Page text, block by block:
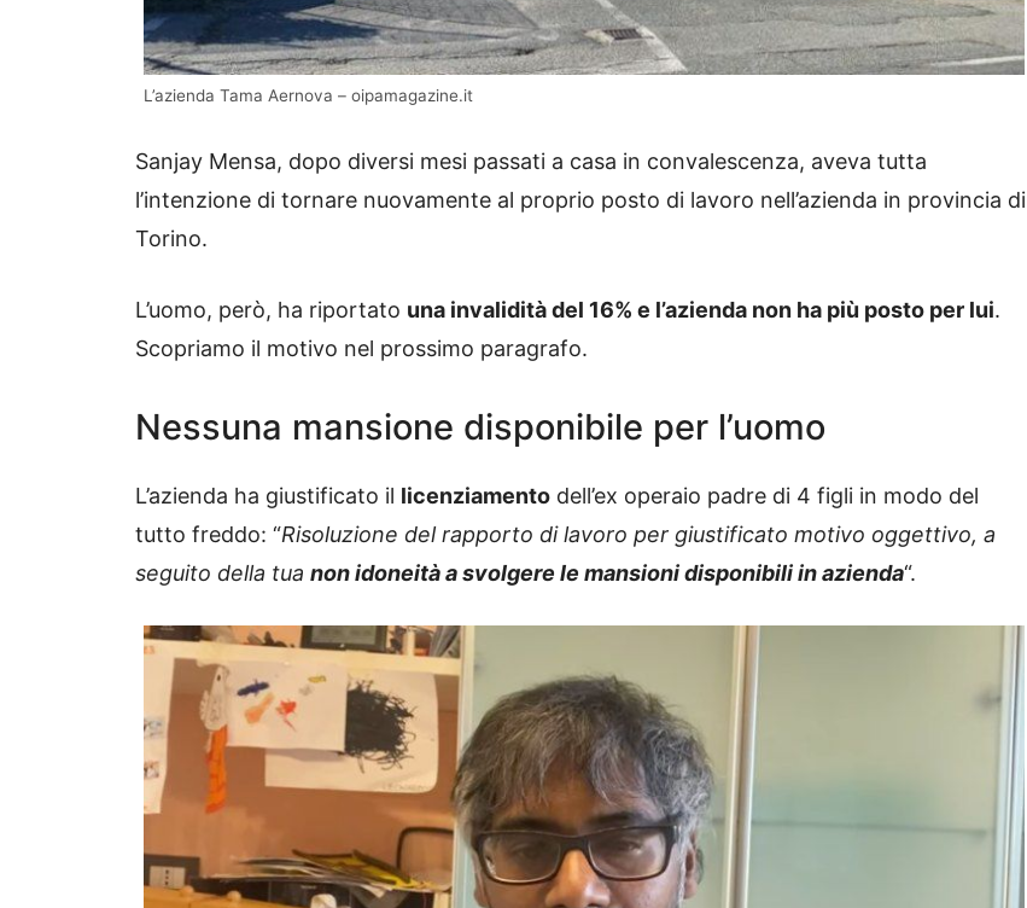
L’azienda Tama Aernova – oipamagazine.it
Sanjay Mensa, dopo diversi mesi passati a casa in convalescenza, aveva tutta
l’intenzione di tornare nuovamente al proprio posto di lavoro nell’azienda in provincia di
Torino.
L’uomo, però, ha riportato una invalidità del 16% e l’azienda non ha più posto per lui.
Scopriamo il motivo nel prossimo paragrafo.
Nessuna mansione disponibile per l’uomo
L’azienda ha giustificato il licenziamento dell’ex operaio padre di 4 figli in modo del
tutto freddo: “Risoluzione del rapporto di lavoro per giustificato motivo oggettivo, a
seguito della tua non idoneità a svolgere le mansioni disponibili in azienda“.